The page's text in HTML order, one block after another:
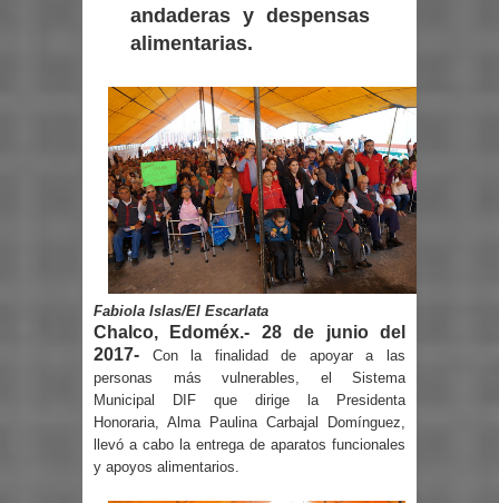
andaderas y despensas
alimentarias.
Fabiola Islas/El Escarlata
Chalco, Edoméx.- 28 de junio del
2017- Con la finalidad de apoyar a las
personas más vulnerables, el Sistema
Municipal DIF que dirige la Presidenta
Honoraria, Alma Paulina Carbajal Domínguez,
llevó a cabo la entrega de aparatos funcionales
y apoyos alimentarios.